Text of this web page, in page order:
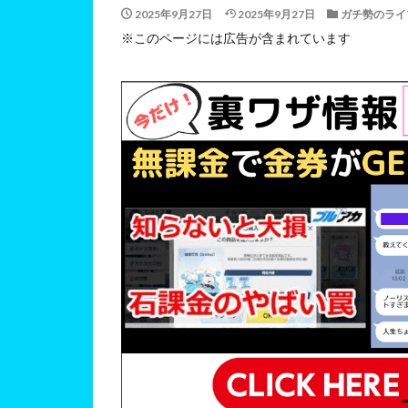
2025年9月27日 2025年9月27日 ガチ勢のラ
※このページには広告が含まれています